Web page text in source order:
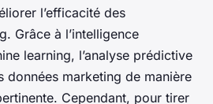
l’efficacité des
Grâce à l’intelligence
learning, l’analyse prédictive
données marketing de manière
Cependant, pour tirer